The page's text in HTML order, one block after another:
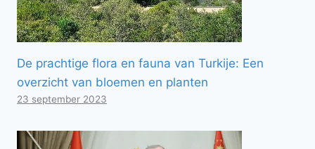
De prachtige flora en fauna van Turkije: Een
overzicht van bloemen en planten
23 september 2023